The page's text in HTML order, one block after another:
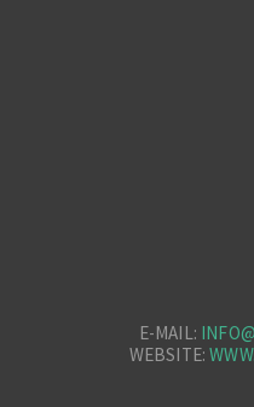
E-MAIL:
WEBSITE: